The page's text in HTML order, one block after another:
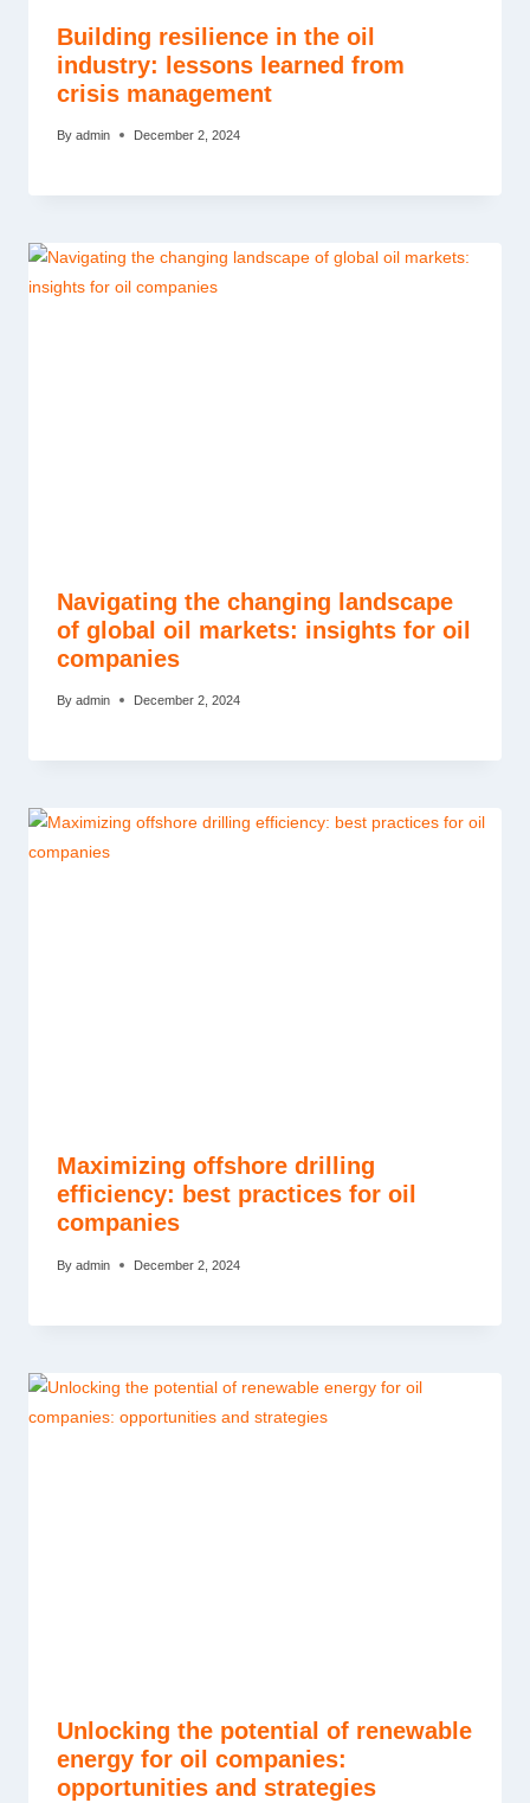
Building resilience in the oil
industry: lessons learned from
crisis management
By admin December 2, 2024
Navigating the changing landscape
of global oil markets: insights for oil
companies
By admin December 2, 2024
Maximizing offshore drilling
efficiency: best practices for oil
companies
By admin December 2, 2024
Unlocking the potential of renewable
energy for oil companies:
opportunities and strategies